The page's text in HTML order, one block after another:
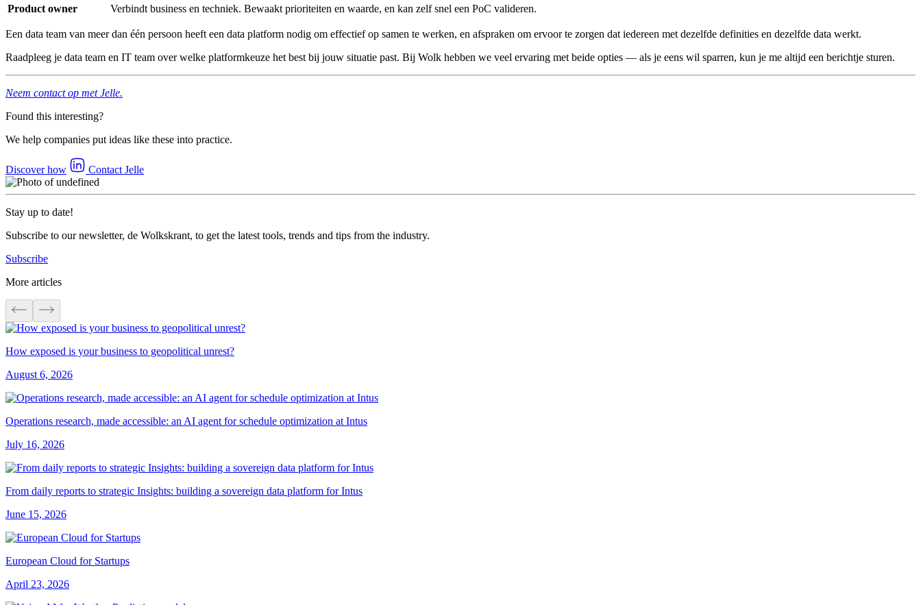
Product owner
Verbindt business en techniek. Bewaakt prioriteiten en waarde, en kan zelf snel een PoC valideren.
Een data team van meer dan één persoon heeft een data platform nodig om effectief op samen te werken, en afspraken om ervoor te zorgen dat iedereen met dezelfde definities en dezelfde data werkt.
Raadpleeg je data team en IT team over welke platformkeuze het best bij jouw situatie past. Bij Wolk hebben we veel ervaring met beide opties — als je eens wil sparren, kun je me altijd een berichtje sturen.
Neem contact op met Jelle.
Found this interesting?
We help companies put ideas like these into practice.
Discover how Contact Jelle
Stay up to date!
Subscribe to our newsletter, de Wolkskrant, to get the latest tools, trends and tips from the industry.
Subscribe
More articles
How exposed is your business to geopolitical unrest?
August 6, 2026
Operations research, made accessible: an AI agent for schedule optimization at Intus
July 16, 2026
From daily reports to strategic Insights: building a sovereign data platform for Intus
June 15, 2026
European Cloud for Startups
April 23, 2026